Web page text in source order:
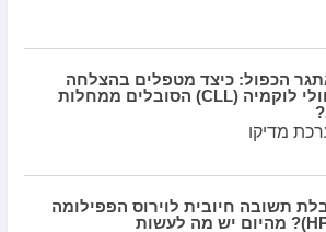
הכפול: כיצד מטפלים בהצלחה
בחולי לוקמיה (CLL) הסובלים ממחלות
מדיקו
תשובה חיובית לוירוס הפפילומה